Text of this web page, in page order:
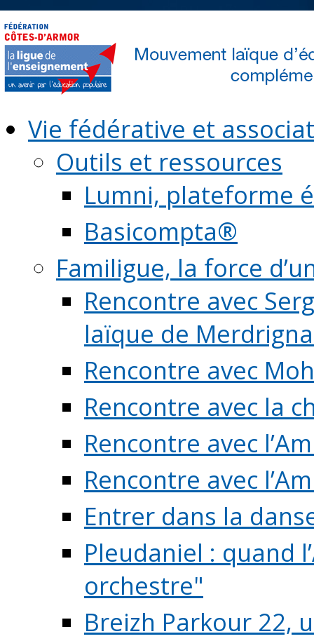
Vie fédérative et
Outils et ressources
Lumni, plateforme
Basicompta®
Familigue, la force
Rencontre avec
laïque de
Rencontre avec
Rencontre avec la
Rencontre avec
Rencontre avec
Entrer dans la
Pleudaniel : quand
orchestre"
Breizh Parkour 22,